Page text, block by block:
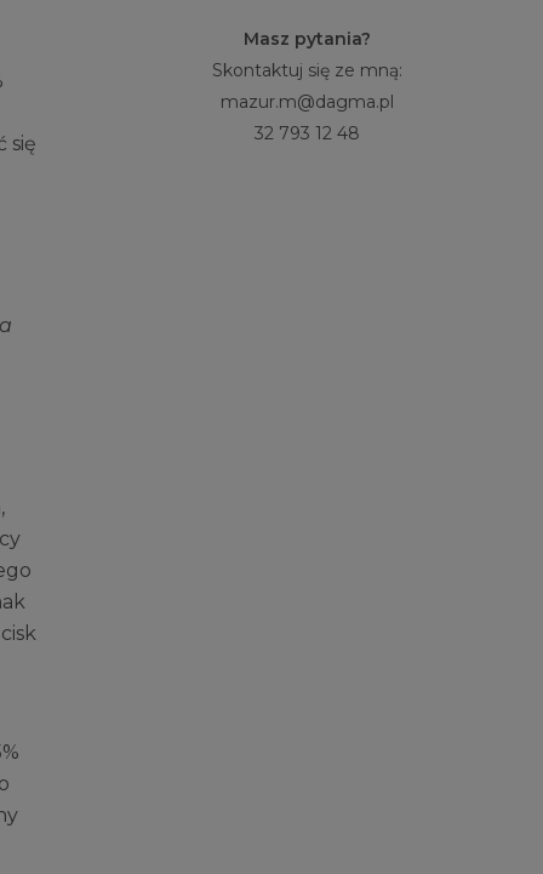
się
Masz pytania?
Skontaktuj się ze mną:
mazur.m@dagma.pl
32 793 12 48